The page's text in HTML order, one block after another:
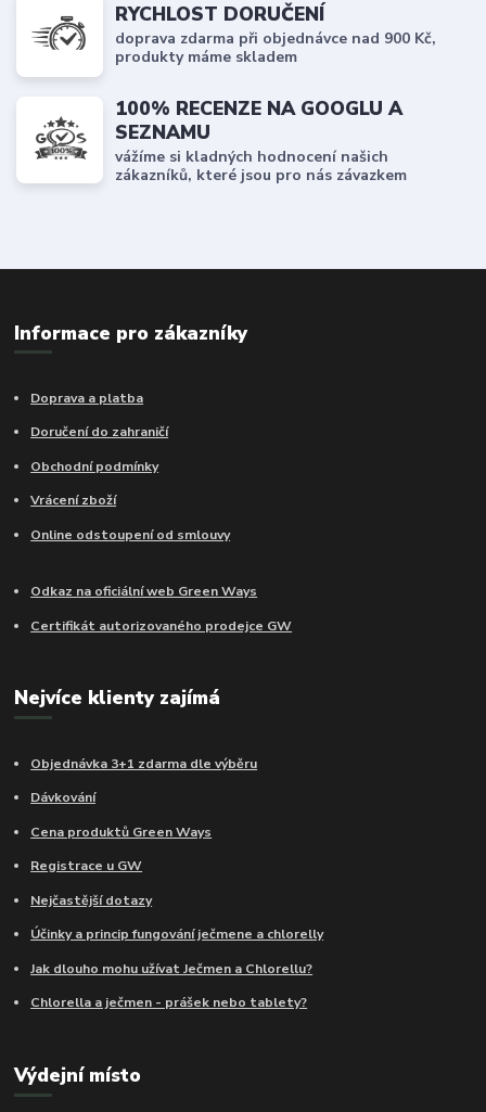
RYCHLOST DORUČENÍ
doprava zdarma při objednávce nad 900 Kč,
produkty máme skladem
100% RECENZE NA GOOGLU A
SEZNAMU
vážíme si kladných hodnocení našich
zákazníků, které jsou pro nás závazkem
Informace pro zákazníky
Doprava a platba
Doručení do zahraničí
Obchodní podmínky
Vrácení zboží
Online odstoupení od smlouvy
Odkaz na oficiální web Green Ways
Certifikát autorizovaného prodejce GW
Nejvíce klienty zajímá
Objednávka 3+1 zdarma dle výběru
Dávkování
Cena produktů Green Ways
Registrace u GW
Nejčastější dotazy
Účinky a princip fungování ječmene a chlorelly
Jak dlouho mohu užívat Ječmen a Chlorellu?
Chlorella a ječmen - prášek nebo tablety?
Výdejní místo